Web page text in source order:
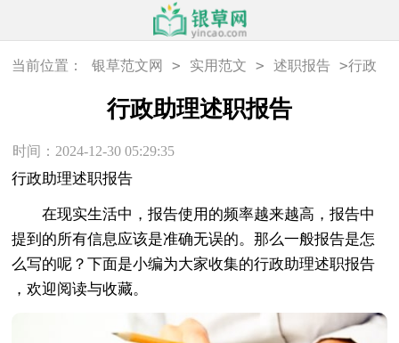
当前位置： 银草范文网 > 实用范文 > 述职报告 >行政
行政助理述职报告
时间：2024-12-30 05:29:35
行政助理述职报告
在现实生活中，报告使用的频率越来越高，报告中
提到的所有信息应该是准确无误的。那么一般报告是怎
么写的呢？下面是小编为大家收集的行政助理述职报告
，欢迎阅读与收藏。